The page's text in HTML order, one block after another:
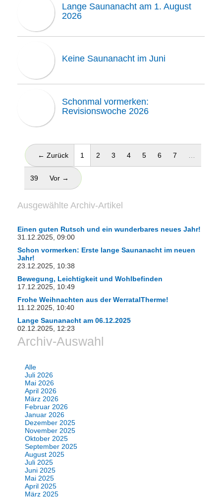
Lange Saunanacht am 1. August
2026
Keine Saunanacht im Juni
Schonmal vormerken:
Revisionswoche 2026
← Zurück 1 (aktuell)
2 3 4 5 6 7 …
39 Vor →
Ausgewählte Archiv-Artikel
Einen guten Rutsch und ein wunderbares neues Jahr!
31.12.2025, 09:00
Schon vormerken: Erste lange Saunanacht im neuen
Jahr!
23.12.2025, 10:38
Bewegung, Leichtigkeit und Wohlbefinden
17.12.2025, 10:49
Frohe Weihnachten aus der WerratalTherme!
11.12.2025, 10:40
Lange Saunanacht am 06.12.2025
02.12.2025, 12:23
Archiv-Auswahl
Alle
Juli 2026
Mai 2026
April 2026
März 2026
Februar 2026
Januar 2026
Dezember 2025
November 2025
Oktober 2025
September 2025
August 2025
Juli 2025
Juni 2025
Mai 2025
April 2025
März 2025